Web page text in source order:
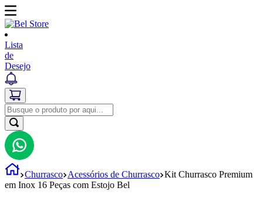
Lista
de
Desejo
Churrasco Acessórios de Churrasco Kit Churrasco Premium
em Inox 16 Peças com Estojo Bel